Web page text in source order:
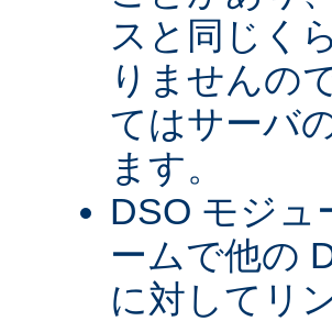
スと同じく
りませんの
てはサーバ
ます。
DSO モジ
ームで他の
に対してリ